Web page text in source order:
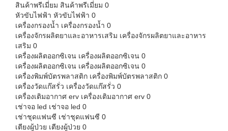
สินค้าพรีเมี่ยม สินค้าพรีเมี่ยม 0
หัวขับไฟฟ้า หัวขับไฟฟ้า 0
เครื่องกรองน้ำ เครื่องกรองน้ำ 0
เครื่องจักรผลิตยาและอาหารเสริม เครื่องจักรผลิตยาและอาหาร
เสริม 0
เครื่องผลิตออกซิเจน เครื่องผลิตออกซิเจน 0
เครื่องผลิตออกซิเจน เครื่องผลิตออกซิเจน 0
เครื่องพิมพ์บัตรพลาสติก เครื่องพิมพ์บัตรพลาสติก 0
เครื่องวัดแก๊สรั่ว เครื่องวัดแก๊สรั่ว 0
เครื่องเติมอากาศ erv เครื่องเติมอากาศ erv 0
เช่าจอ led เช่าจอ led 0
เช่าชุดแฟนซี เช่าชุดแฟนซี 0
เตียงผู้ป่วย เตียงผู้ป่วย 0